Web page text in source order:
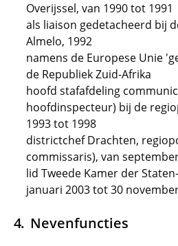
Overijssel, van 1990 tot 1991
als liaison gedetacheerd bij
Almelo, 1992
namens de Europese Unie
de Republiek Zuid-Afrika
hoofd stafafdeling
hoofdinspecteur) bij de
1993 tot 1998
districtchef Drachten,
commissaris), van
lid Tweede Kamer der
januari 2003 tot 30
Nevenfuncties